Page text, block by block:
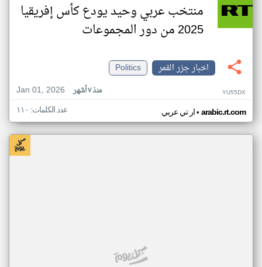
منتخب عربي وحيد يودع كأس إفريقيا
2025 من دور المجموعات
اخبار جزر القمر
Politics
Jan 01, 2026
منذ ٧ أشهر YU55DX
ار تي عربي• arabic.rt.com عدد الكلمات: ١١٠